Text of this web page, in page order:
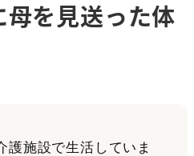
を見送った体
護施設で生活していま